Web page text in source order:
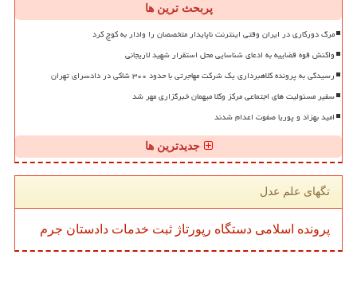
پربحث ترین ها
مرگ دورکاری در ایران وقتی اینترنت ناپایدار متخصصان را وادار به کوچ کرد
واکنش قوه قضاییه به ادعای شناسایی محل استقرار شهید لاریجانی
رسیدگی به پرونده کلاهبرداری یک شرکت مهاجرتی با حدود ۳۰۰ شاکی در دادسرای تهران
سفیر مسئولیت های اجتماعی مرکز وکلا میهمان خبرگزاری مهر شد
امید بهزاد و پوریا صفوت اعدام شدند
جدیدترین ها
تگهای علم عدل
پرونده اسلامی دستگاه رپورتاژ ثبت خدمات دادستان جرم